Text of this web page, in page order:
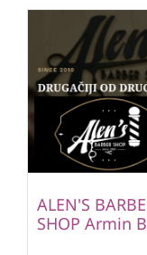
ALEN'S
SHOP Armin